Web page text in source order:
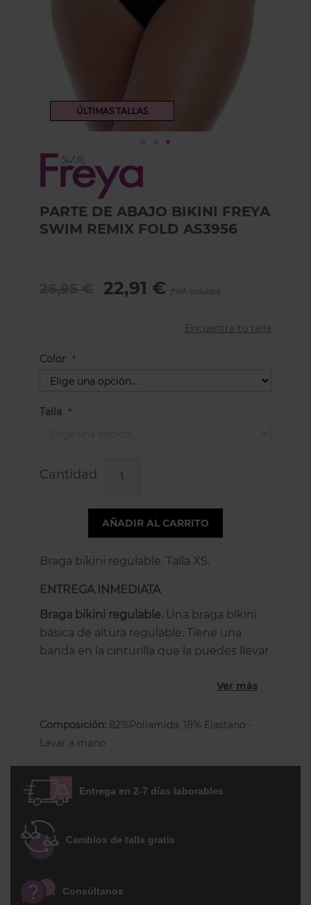
PARTE DE ABAJO BIKINI FREYA
SWIM REMIX FOLD AS3956
22,91 €
Encuentra tu talla
Color
Talla
Cantidad
AÑADIR AL CARRITO
Braga bikini regulable. Talla XS.
ENTREGA INMEDIATA
Braga bikini regulable.Una braga bikini
básica de altura regulable: Tiene una
banda en la cinturilla que la puedes llevar
cadera. Su corte alto en el recorte de las
ofrece una cobertura moderada de las
nalgas, por lo que te sentirás cómoda y
Lycra® Xtra Life, más resistente al cloro,
cremas y al sol.
Su corte estiliza tu silueta y te permite
jugar con tu look final gracias a s cintura
regulable mediante un pliege. ofrece
Ver más
Composición: 82%Poliamida, 18% Elastano -
Lavar a mano
images
ÚLTIMAS TALLAS
Entrega en 2-7 días laborables
Cambios de talla gratis
Consúltanos